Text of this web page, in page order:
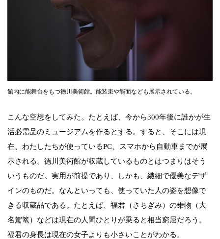
館内に能舞台をもつ徳川美術館。能装束や能面なども展示されている。
こんな空想をしてみた。たとえば、今から300年後に誰かが生
活必需品のミュージアムを作るとする。すると、そこには現
在、わたしたちが使っているPC、スマホから自動車までが展
示される。徳川美術館が収蔵しているものとはつまりはそう
いうものだ。実用が前提であり、しかも、繊細で優美なデザ
インのものだ。なんといっても、使っていた人の姿を想像で
きる収蔵品である。たとえば、福君（さちぎみ）の乗物（大
名駕篭）などは現在の人間ひとりが乗ると相当窮屈だろう。
福君の身長は現在の女子よりも小さいことがわかる。